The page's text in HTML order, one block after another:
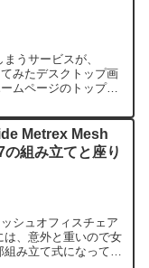
うサービスが、
みたデスクトップ画
ムページのトップ画
Metrex Mesh
組み立てと座り
シュオフィスチェア
、意外と重いので女
み立て式になってい